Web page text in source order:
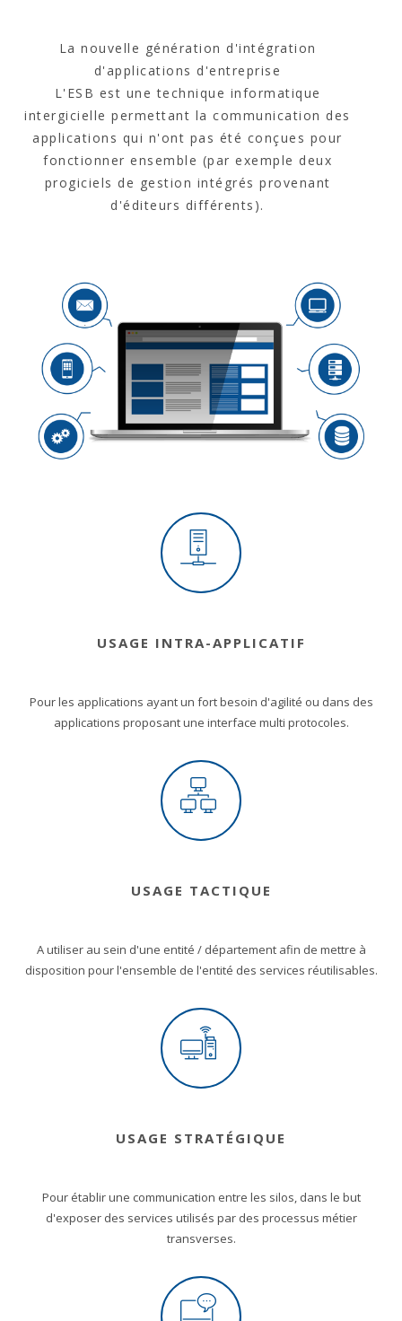
La nouvelle génération d'intégration
d'applications d'entreprise
L'ESB est une technique informatique
intergicielle permettant la communication des
applications qui n'ont pas été conçues pour
fonctionner ensemble (par exemple deux
progiciels de gestion intégrés provenant
d'éditeurs différents).
USAGE INTRA-APPLICATIF
Pour les applications ayant un fort besoin d'agilité ou dans des
applications proposant une interface multi protocoles.
USAGE TACTIQUE
A utiliser au sein d'une entité / département afin de mettre à
disposition pour l'ensemble de l'entité des services réutilisables.
USAGE STRATÉGIQUE
Pour établir une communication entre les silos, dans le but
d'exposer des services utilisés par des processus métier
transverses.